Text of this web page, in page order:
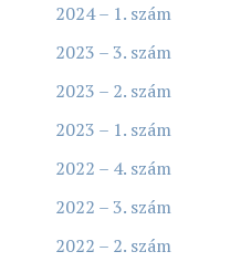
2024 – 1. szám
2023 – 3. szám
2023 – 2. szám
2023 – 1. szám
2022 – 4. szám
2022 – 3. szám
2022 – 2. szám